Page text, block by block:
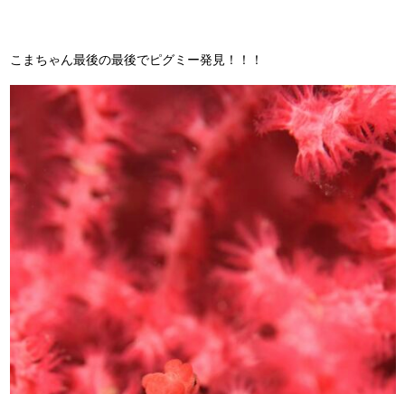
こまちゃん最後の最後でピグミー発見！！！